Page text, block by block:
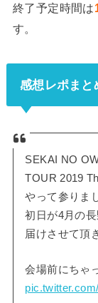
終了予定時間は
す。
感想レポまと
SEKAI NO
TOUR 2019
やって参りま
初日が4月の
届けさせて頂
会場前にちゃ